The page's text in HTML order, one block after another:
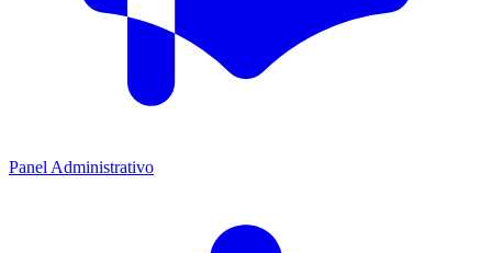
Panel Administrativo